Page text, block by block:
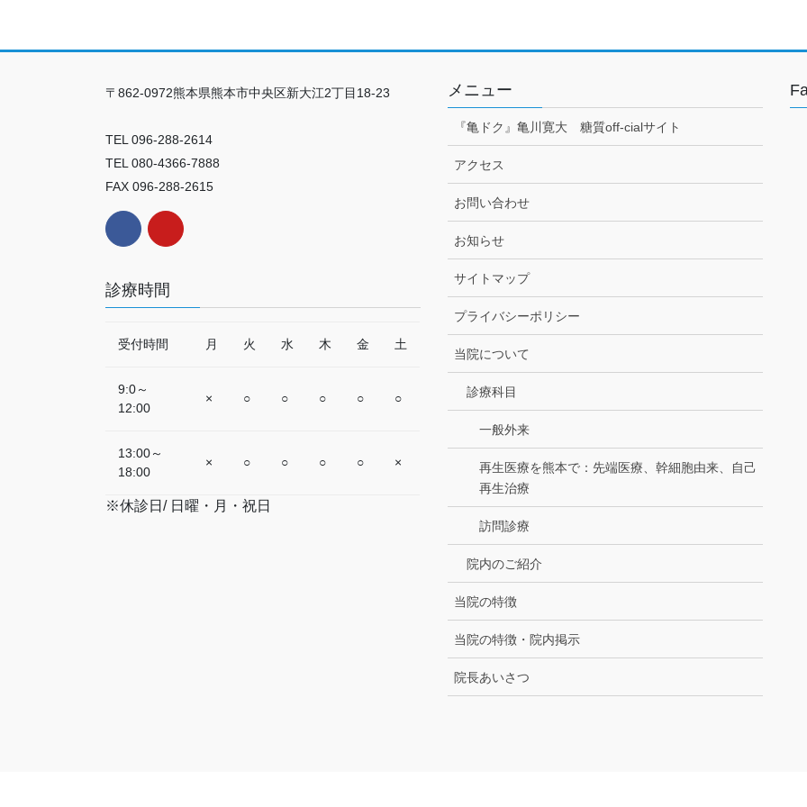
〒862-0972熊本県熊本市中央区新大江2丁目18-23
TEL 096-288-2614
TEL 080-4366-7888
FAX 096-288-2615
診療時間
受付時間 月 火 水 木 金 土
9:0～
12:00
× ○ ○ ○ ○ ○
13:00～
18:00
× ○ ○ ○ ○ ×
※休診日/ 日曜・月・祝日
メニュー
『亀ドク』亀川寛大 糖質off-cialサイト
アクセス
お問い合わせ
お知らせ
サイトマップ
プライバシーポリシー
当院について
診療科目
一般外来
再生医療を熊本で：先端医療、幹細胞由来、自己
再生治療
訪問診療
院内のご紹介
当院の特徴
当院の特徴・院内掲示
院長あいさつ